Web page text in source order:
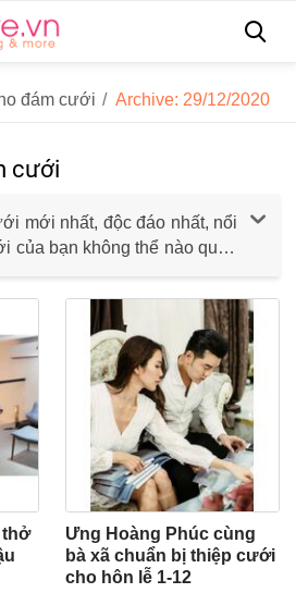
đám cưới / Archive: 29/12/2020
cưới
mới nhất, độc đáo nhất, nổi
của bạn không thể nào quên
tạp chi, từng tấm hình để tìm
trọng đại?
thở
Ưng Hoàng Phúc cùng
bà xã chuẩn bị thiệp cưới
cho hôn lễ 1-12